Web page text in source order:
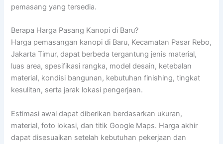
pemasang yang tersedia.
Berapa Harga Pasang Kanopi di Baru?
Harga pemasangan kanopi di Baru, Kecamatan Pasar Rebo,
Jakarta Timur, dapat berbeda tergantung jenis material,
luas area, spesifikasi rangka, model desain, ketebalan
material, kondisi bangunan, kebutuhan finishing, tingkat
kesulitan, serta jarak lokasi pengerjaan.
Estimasi awal dapat diberikan berdasarkan ukuran,
material, foto lokasi, dan titik Google Maps. Harga akhir
dapat disesuaikan setelah kebutuhan pekerjaan dan